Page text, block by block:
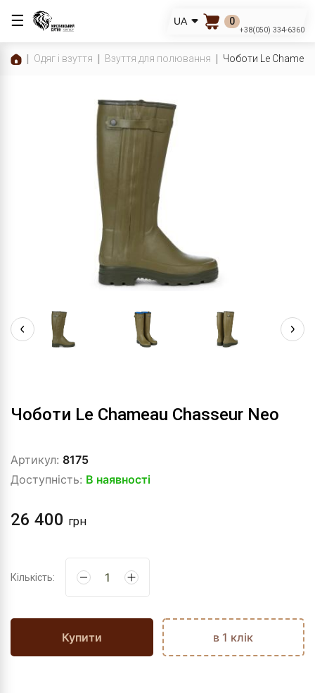
☰ UA 0
+38(050) 334-6360
Одяг і взуття Взуття для полювання Чоботи Le
Чоботи Le Chameau Chasseur Neo
Артикул: 8175
Доступність: В наявності
26 400 грн
Кількість:
Купити в 1 клік